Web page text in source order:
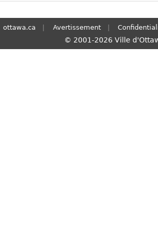
ottawa.ca Avertissement
© 2001-2026 Ville